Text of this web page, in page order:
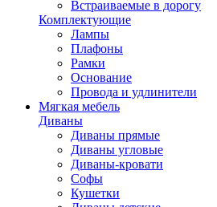
Встраиваемые в дорогу
Комплектующие
Лампы
Плафоны
Рамки
Основание
Провода и удлинители
Мягкая мебель
Диваны
Диваны прямые
Диваны угловые
Диваны-кровати
Софы
Кушетки